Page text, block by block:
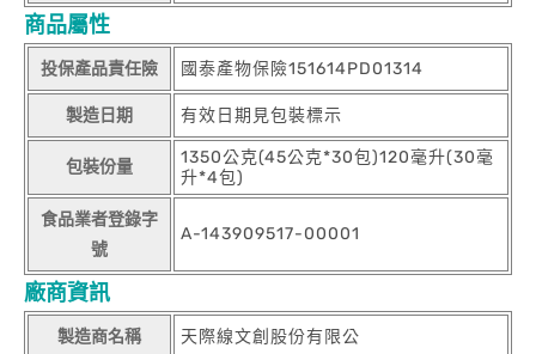
商品屬性
投保產品責任險 國泰產物保險151614PD01314
製造日期 有效日期見包裝標示
包裝份量
1350公克(45公克*30包)120毫升(30毫
升*4包)
食品業者登錄字
號
A-143909517-00001
廠商資訊
製造商名稱 天際線文創股份有限公